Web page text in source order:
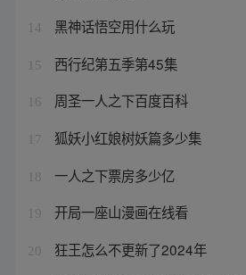
14 黑神话悟空用什么玩
15 西行纪第五季第45集
16 周圣一人之下百度百科
17 狐妖小红娘树妖篇多少集
18 一人之下票房多少亿
19 开局一座山漫画在线看
20 狂王怎么不更新了2024年